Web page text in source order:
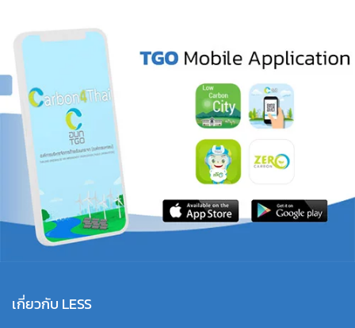
เกี่ยวกับ LESS